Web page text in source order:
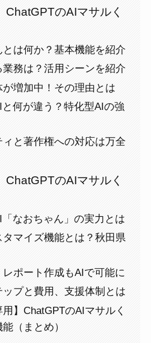
ChatGPTのAIマサルく
とは何か？基本機能を紹介
務は？活用シーンを紹介
増加中！その理由とは
何が違う？特化型AIの強
ィと著作権への対応は万全
ChatGPTのAIマサルく
なおちゃん」の実力とは
マイズ機能とは？秋田県
ポート作成もAIで可能に
プと費用、支援体制とは
用】ChatGPTのAIマサルく
（まとめ）